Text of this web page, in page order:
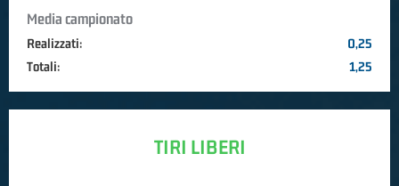
Media campionato
Realizzati:
0,25
Totali:
1,25
TIRI LIBERI